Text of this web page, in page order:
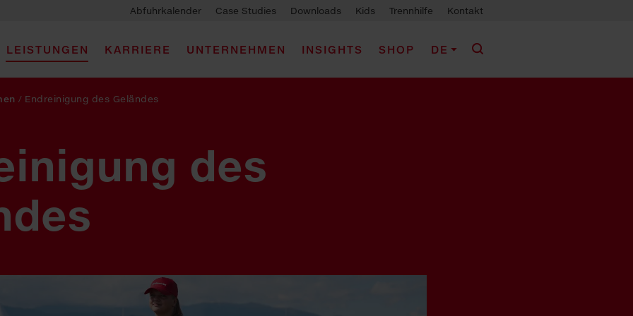
Abfuhrkalender Case Studies Downloads Kids Trennhilfe Kontakt
LEISTUNGEN KARRIERE UNTERNEHMEN INSIGHTS SHOP DE
/ Endreinigung des Geländes
des